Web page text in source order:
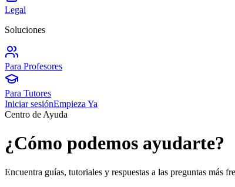
Legal
Soluciones
Para Profesores
Para Tutores
Iniciar sesiónEmpieza Ya
Centro de Ayuda
¿Cómo podemos ayudarte?
Encuentra guías, tutoriales y respuestas a las preguntas más